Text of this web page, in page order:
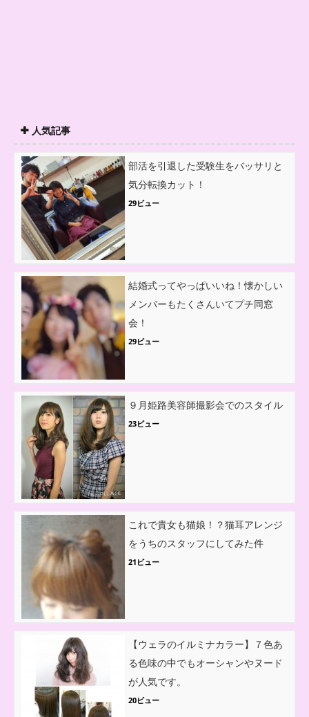
人気記事
部活を引退した受験生をバッサリと
気分転換カット！
29ビュー
結婚式ってやっぱいいね！懐かしい
メンバーもたくさんいてプチ同窓
会！
29ビュー
９月姫路美容師撮影会でのスタイル
23ビュー
これで貴女も猫娘！？猫耳アレンジ
をうちのスタッフにしてみた件
21ビュー
【ウェラのイルミナカラー】７色あ
る色味の中でもオーシャンやヌード
が人気です。
20ビュー